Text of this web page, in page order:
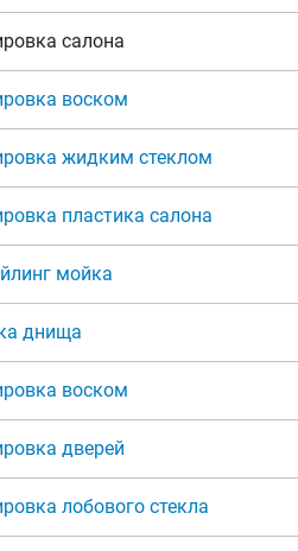
салона
воском
жидким стеклом
пластика салона
мойка
днища
воском
дверей
лобового стекла